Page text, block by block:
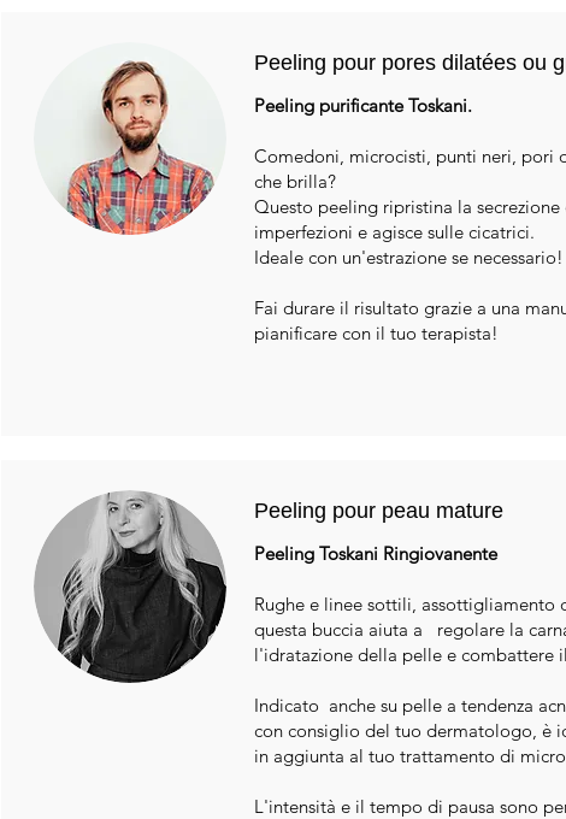
Peeling pour pores dilatées ou
Peeling purificante Toskani.
Comedoni, microcisti, punti neri, pori
che brilla?
Questo peeling ripristina la
imperfezioni e agisce sulle cicatrici.
Ideale con un'estrazione se necessario!
Fai durare il risultato grazie a una
pianificare con il tuo terapista!​
Peeling pour peau mature
Peeling Toskani Ringiovanente
Rughe e linee sottili, assottigliamento
questa buccia aiuta a regolare la
l'idratazione della pelle e combattere
Indicato anche su pelle a tendenza
con consiglio del tuo dermatologo, è
in aggiunta al tuo trattamento di
L'intensità e il tempo di pausa sono